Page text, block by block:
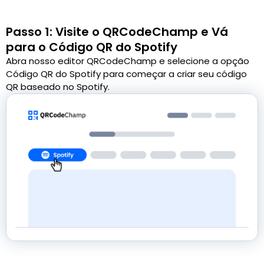
Passo 1: Visite o QRCodeChamp e Vá
para o Código QR do Spotify
Abra nosso editor QRCodeChamp e selecione a opção
Código QR do Spotify para começar a criar seu código
QR baseado no Spotify.